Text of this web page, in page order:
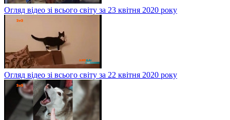
Огляд відео зі всього світу за 23 квітня 2020 року
Огляд відео зі всього світу за 22 квітня 2020 року